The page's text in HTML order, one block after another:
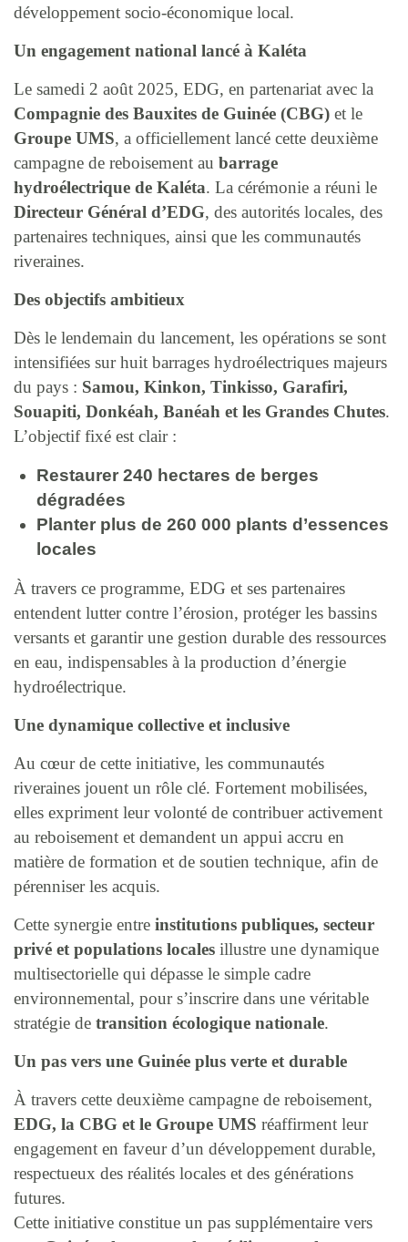
développement socio-économique local.
Un engagement national lancé à Kaléta
Le samedi 2 août 2025, EDG, en partenariat avec la
Compagnie des Bauxites de Guinée (CBG) et le
Groupe UMS, a officiellement lancé cette deuxième
campagne de reboisement au barrage
hydroélectrique de Kaléta. La cérémonie a réuni le
Directeur Général d’EDG, des autorités locales, des
partenaires techniques, ainsi que les communautés
riveraines.
Des objectifs ambitieux
Dès le lendemain du lancement, les opérations se sont
intensifiées sur huit barrages hydroélectriques majeurs
du pays : Samou, Kinkon, Tinkisso, Garafiri,
Souapiti, Donkéah, Banéah et les Grandes Chutes.
L’objectif fixé est clair :
Restaurer 240 hectares de berges
dégradées
Planter plus de 260 000 plants d’essences
locales
À travers ce programme, EDG et ses partenaires
entendent lutter contre l’érosion, protéger les bassins
versants et garantir une gestion durable des ressources
en eau, indispensables à la production d’énergie
hydroélectrique.
Une dynamique collective et inclusive
Au cœur de cette initiative, les communautés
riveraines jouent un rôle clé. Fortement mobilisées,
elles expriment leur volonté de contribuer activement
au reboisement et demandent un appui accru en
matière de formation et de soutien technique, afin de
pérenniser les acquis.
Cette synergie entre institutions publiques, secteur
privé et populations locales illustre une dynamique
multisectorielle qui dépasse le simple cadre
environnemental, pour s’inscrire dans une véritable
stratégie de transition écologique nationale.
Un pas vers une Guinée plus verte et durable
À travers cette deuxième campagne de reboisement,
EDG, la CBG et le Groupe UMS réaffirment leur
engagement en faveur d’un développement durable,
respectueux des réalités locales et des générations
futures.
Cette initiative constitue un pas supplémentaire vers